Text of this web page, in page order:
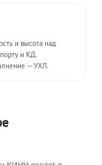
и высота над
и КД.
— УХЛ.